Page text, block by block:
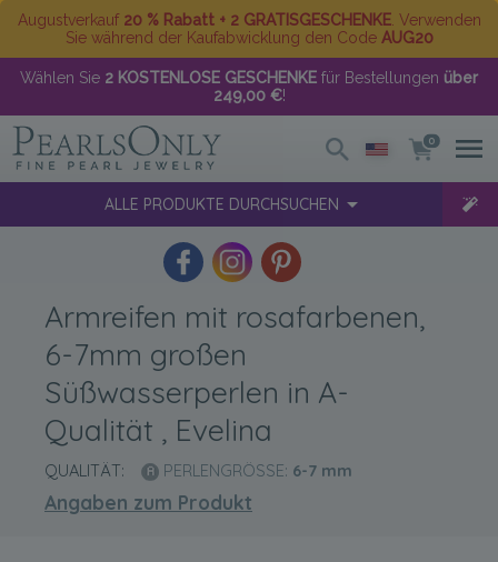
Augustverkauf 20 % Rabatt + 2 GRATISGESCHENKE. Verwenden
Sie während der Kaufabwicklung den Code AUG20
Wählen Sie 2 KOSTENLOSE GESCHENKE für Bestellungen über
249,00 €!
0
ALLE PRODUKTE DURCHSUCHEN
Armreifen mit rosafarbenen,
6-7mm großen
Süßwasserperlen in A-
Qualität , Evelina
QUALITÄT: PERLENGRÖSSE: 6-7 mm
Angaben zum Produkt